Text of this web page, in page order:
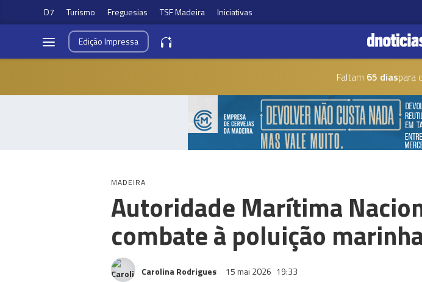
D7 Turismo Freguesias TSF Madeira Iniciativas
EdiçãoImpressa
Faltam 65 diaspara
MADEIRA
Autoridade Marítima
combate à poluição
Carolina Rodrigues 15 mai 2026 19:33